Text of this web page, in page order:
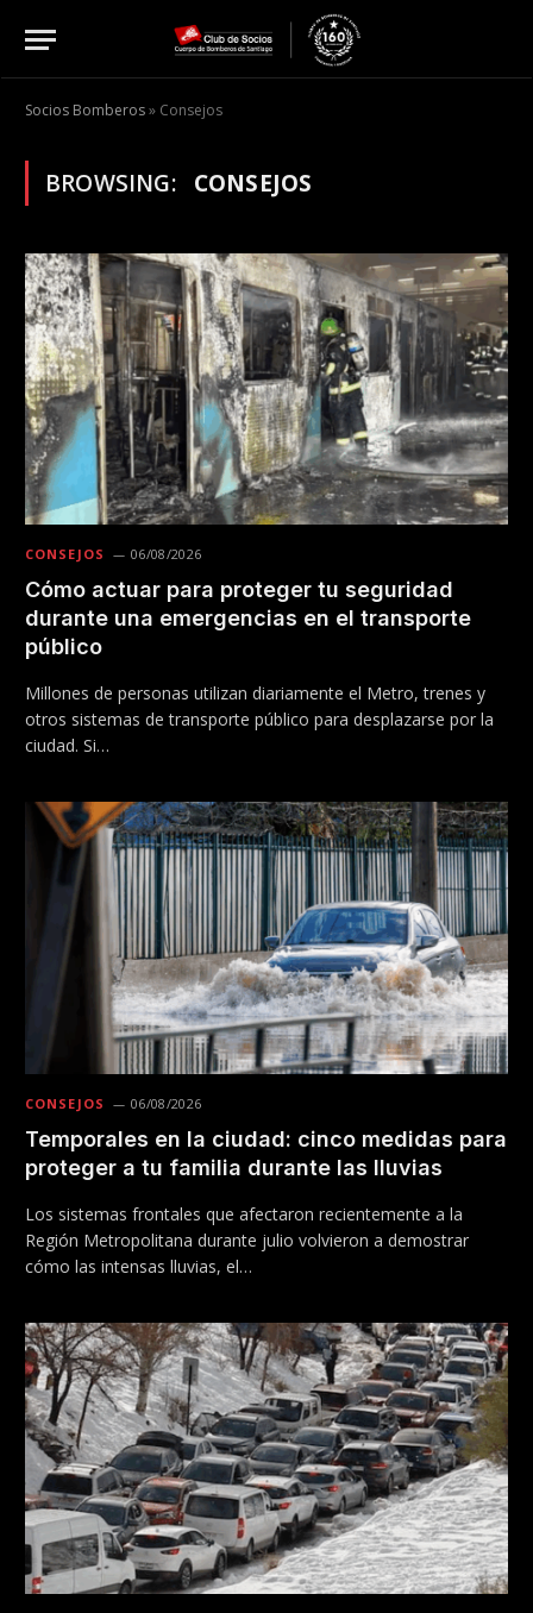
Socios Bomberos» Consejos
BROWSING: CONSEJOS
CONSEJOS 06/08/2026
Cómo actuar para proteger tu seguridad
durante una emergencias en el transporte
público
Millones de personas utilizan diariamente el Metro, trenes y
otros sistemas de transporte público para desplazarse por la
ciudad. Si…
CONSEJOS 06/08/2026
Temporales en la ciudad: cinco medidas para
proteger a tu familia durante las lluvias
Los sistemas frontales que afectaron recientemente a la
Región Metropolitana durante julio volvieron a demostrar
cómo las intensas lluvias, el…